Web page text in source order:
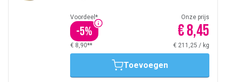
Voordeel*
-5%
Onze prijs
€ 8,45
€ 8,90** € 211,25 / kg
Toevoegen